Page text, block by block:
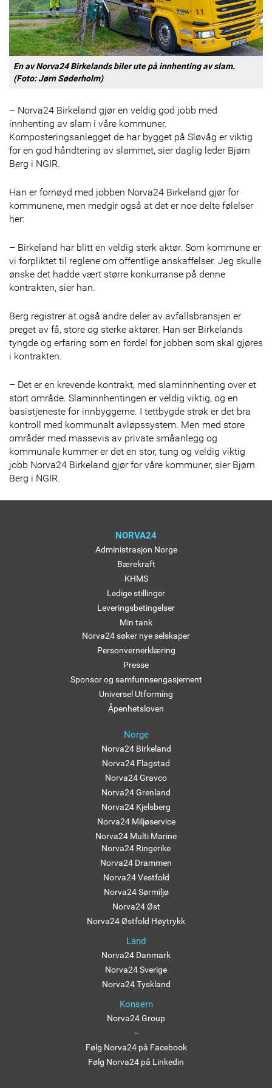
En av Norva24 Birkelands biler ute på innhenting av slam.
(Foto: Jørn Søderholm)
– Norva24 Birkeland gjør en veldig god jobb med
innhenting av slam i våre kommuner.
Komposteringsanlegget de har bygget på Sløvåg er viktig
for en god håndtering av slammet, sier daglig leder Bjørn
Berg i NGIR.
Han er fornøyd med jobben Norva24 Birkeland gjør for
kommunene, men medgir også at det er noe delte følelser
her:
– Birkeland har blitt en veldig sterk aktør. Som kommune er
vi forpliktet til reglene om offentlige anskaffelser. Jeg skulle
ønske det hadde vært større konkurranse på denne
kontrakten, sier han.
Berg registrer at også andre deler av avfallsbransjen er
preget av få, store og sterke aktører. Han ser Birkelands
tyngde og erfaring som en fordel for jobben som skal gjøres
i kontrakten.
– Det er en krevende kontrakt, med slaminnhenting over et
stort område. Slaminnhentingen er veldig viktig, og en
basistjeneste for innbyggerne. I tettbygde strøk er det bra
kontroll med kommunalt avløpssystem. Men med store
områder med massevis av private småanlegg og
kommunale kummer er det en stor, tung og veldig viktig
jobb Norva24 Birkeland gjør for våre kommuner, sier Bjørn
Berg i NGIR.
NORVA24
Administrasjon Norge
Bærekraft
KHMS
Ledige stillinger
Leveringsbetingelser
Min tank
Norva24 søker nye selskaper
Personvernerklæring
Presse
Sponsor og samfunnsengasjement
Universel Utforming
Åpenhetsloven
Norge
Norva24 Birkeland
Norva24 Flagstad
Norva24 Gravco
Norva24 Grenland
Norva24 Kjelsberg
Norva24 Miljøservice
Norva24 Multi Marine
Norva24 Ringerike
Norva24 Drammen
Norva24 Vestfold
Norva24 Sørmiljø
Norva24 Øst
Norva24 Østfold Høytrykk
Land
Norva24 Danmark
Norva24 Sverige
Norva24 Tyskland
Konsern
Norva24 Group
–
Følg Norva24 på Facebook
Følg Norva24 på Linkedin